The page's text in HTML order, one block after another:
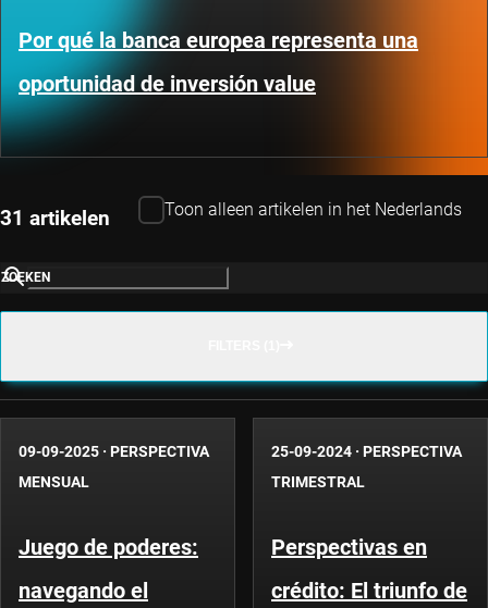
Por qué la banca europea representa una
oportunidad de inversión value
31 artikelen Toon alleen artikelen in het Nederlands
ZOEKEN
09-09-2025 · PERSPECTIVA
MENSUAL
Juego de poderes:
navegando el
25-09-2024 · PERSPECTIVA
TRIMESTRAL
Perspectivas en
crédito: El triunfo de